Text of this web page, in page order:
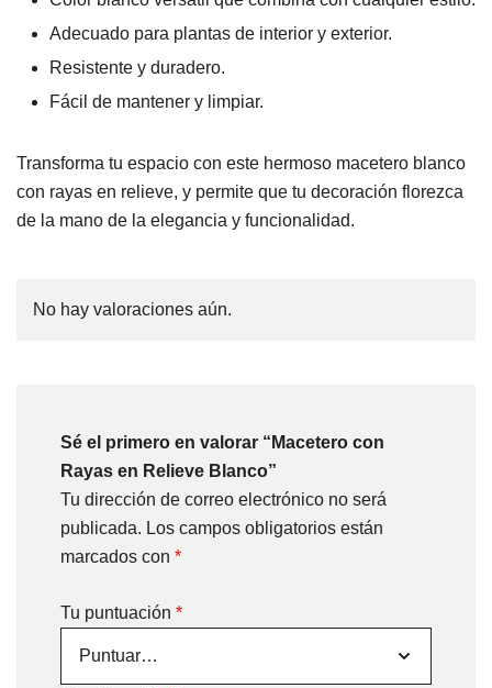
Adecuado para plantas de interior y exterior.
Resistente y duradero.
Fácil de mantener y limpiar.
Transforma tu espacio con este hermoso macetero blanco
con rayas en relieve, y permite que tu decoración florezca
de la mano de la elegancia y funcionalidad.
No hay valoraciones aún.
Sé el primero en valorar “Macetero con
Rayas en Relieve Blanco”
Tu dirección de correo electrónico no será
publicada. Los campos obligatorios están
marcados con *
Tu puntuación *